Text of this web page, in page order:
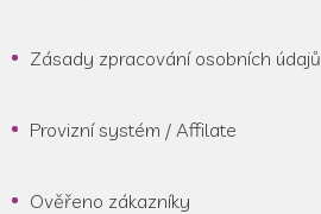
Zásady zpracování osobních údajů
Provizní systém / Affilate
Ověřeno zákazníky